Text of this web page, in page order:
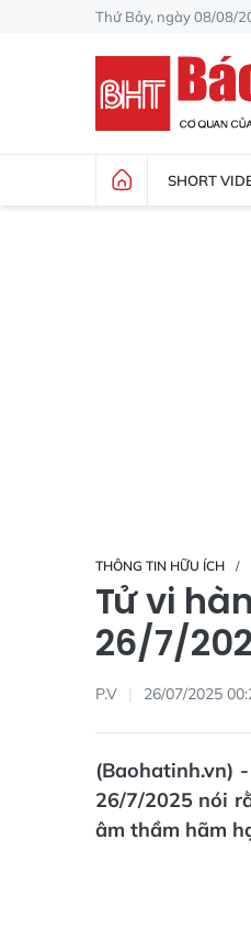
Thứ Bảy, ngày 08/08/
SHORT
THÔNG TIN HỮU ÍCH
Tử vi
26/7/
P.V 26/07/2025
(Baohatinh.vn)
26/7/2025 nói
âm thầm hãm